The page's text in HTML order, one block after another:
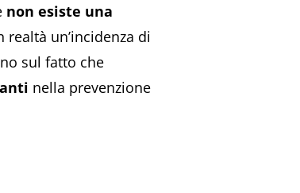
non esiste una
realtà un’incidenza di
sul fatto che
nella prevenzione